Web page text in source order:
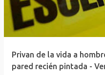
Privan de la vida a
pared recién pintada -